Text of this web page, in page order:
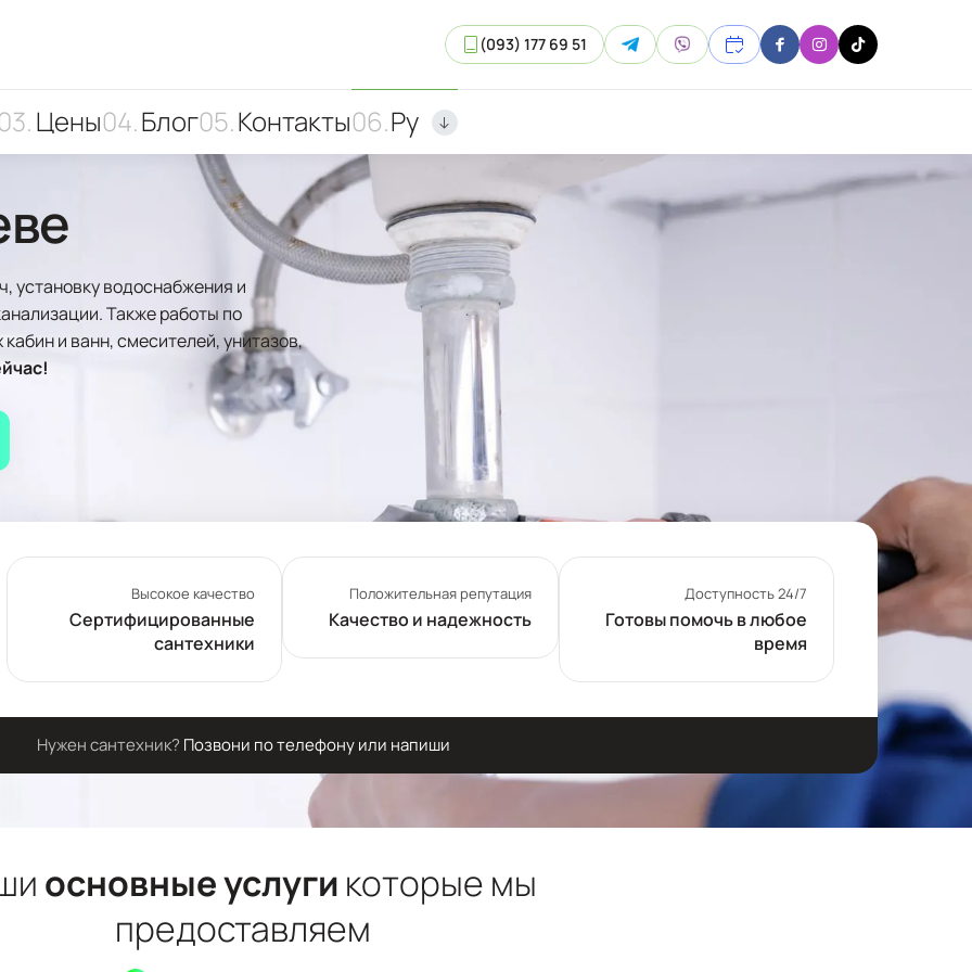
(093) 177 69 51
Цены Блог Контакты Ру
установку водоснабжения и
Также работы по
и ванн, смесителей, унитазов,
Высокое качество
Сертифицированные
сантехники
Положительная репутация
Качество и надежность
Доступность 24/7
Готовы помочь в любое
время
Нужен сантехник? Позвони по телефону или напиши
основные услуги которые мы
предоставляем